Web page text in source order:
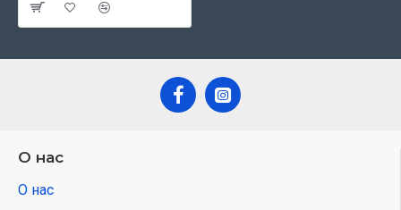
О нас
О нас